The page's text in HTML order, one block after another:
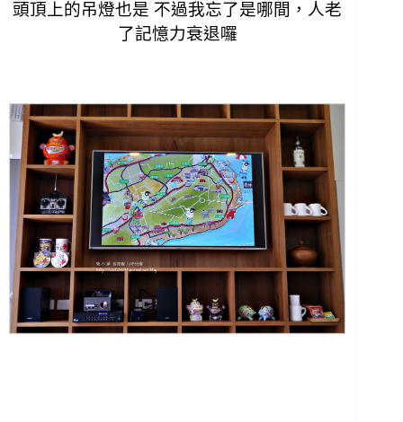
頭頂上的吊燈也是 不過我忘了是哪間， 人老
了記憶力衰退囉